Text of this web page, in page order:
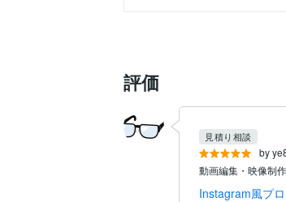
評価
by
見積り相談
動画編集・映像制作
Instagram風プ